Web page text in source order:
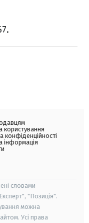
користування
конфіденційності
інформація
словами
"Позиція".
можна
Усі права